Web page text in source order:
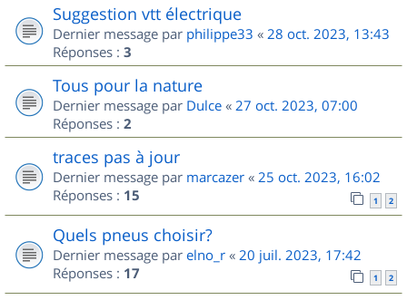
Suggestion vtt électrique
Dernier message par philippe33 « 28 oct. 2023, 13:43
Réponses : 3
Tous pour la nature
Dernier message par Dulce « 27 oct. 2023, 07:00
Réponses : 2
traces pas à jour
Dernier message par marcazer « 25 oct. 2023, 16:02
Réponses : 15 1 2
Quels pneus choisir?
Dernier message par elno_r « 20 juil. 2023, 17:42
Réponses : 17 1 2